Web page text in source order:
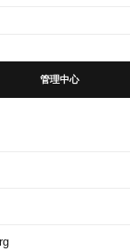
管理中心